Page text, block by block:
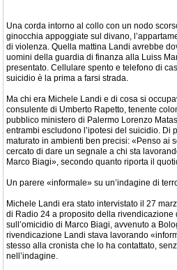
Una corda intorno al collo con un nodo
ginocchia appoggiate sul divano,
di violenza. Quella mattina Landi avrebbe
uomini della guardia di finanza alla Luiss
presentato. Cellulare spento e telefono di
suicidio è la prima a farsi strada.
Ma chi era Michele Landi e di cosa si
consulente di Umberto Rapetto, tenente
pubblico ministero di Palermo Lorenzo
entrambi escludono l’ipotesi del suicidio. Di
maturato in ambienti ben precisi: «Penso ai
cercato di dare un segnale a chi sta
Marco Biagi», secondo quanto riporta il
Un parere «informale» su un’indagine di
Michele Landi era stato intervistato il 27
di Radio 24 a proposito della rivendicazione
sull’omicidio di Marco Biagi, avvenuto a
rivendicazione Landi stava lavorando
stesso alla cronista che lo ha contattato,
nell’indagine.